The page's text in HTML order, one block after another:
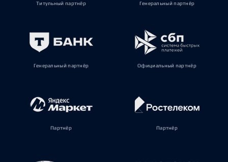
Титульный партнёр Генеральный партнёр
Генеральный партнёр Официальный партнёр
Партнёр Партнёр